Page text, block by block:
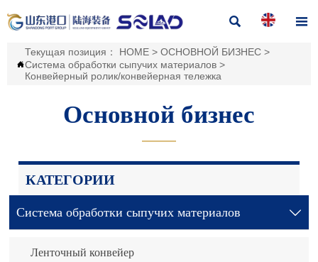
 

Текущая позиция： HOME> ОСНОВНОЙ БИЗНЕС>
Система обработки сыпучих материалов>
Конвейерный ролик/конвейерная тележка
Основной бизнес
———
КАТЕГОРИИ
Система обработки сыпучих материалов 
Ленточный конвейер